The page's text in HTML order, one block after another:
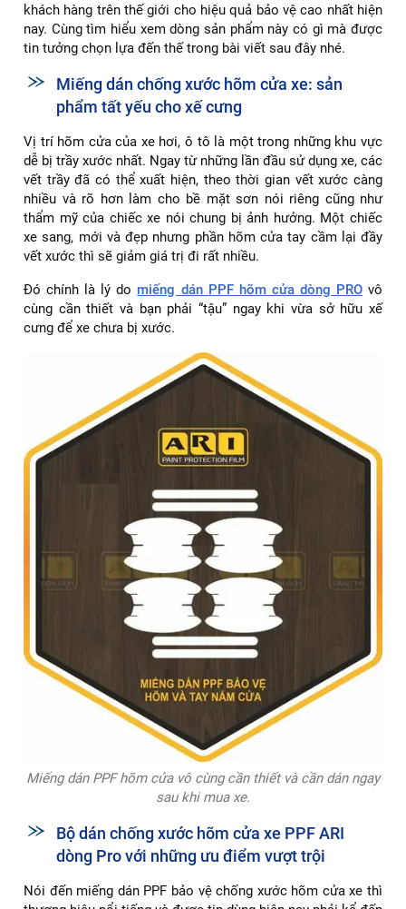
khách hàng trên thế giới cho hiệu quả bảo vệ cao nhất hiện
nay. Cùng tìm hiểu xem dòng sản phẩm này có gì mà được
tin tưởng chọn lựa đến thế trong bài viết sau đây nhé.
Miếng dán chống xước hõm cửa xe: sản
phẩm tất yếu cho xế cưng
Vị trí hõm cửa của xe hơi, ô tô là một trong những khu vực
dễ bị trầy xước nhất. Ngay từ những lần đầu sử dụng xe, các
vết trầy đã có thể xuất hiện, theo thời gian vết xước càng
nhiều và rõ hơn làm cho bề mặt sơn nói riêng cũng như
thẩm mỹ của chiếc xe nói chung bị ảnh hưởng. Một chiếc
xe sang, mới và đẹp nhưng phần hõm cửa tay cầm lại đầy
vết xước thì sẽ giảm giá trị đi rất nhiều.
Đó chính là lý do miếng dán PPF hõm cửa dòng PROvô
cùng cần thiết và bạn phải “tậu” ngay khi vừa sở hữu xế
cưng để xe chưa bị xước.
Miếng dán PPF hõm cửa vô cùng cần thiết và cần dán ngay
sau khi mua xe.
Bộ dán chống xước hõm cửa xe PPF ARI
dòng Pro với những ưu điểm vượt trội
Nói đến miếng dán PPF bảo vệ chống xước hõm cửa xe thì